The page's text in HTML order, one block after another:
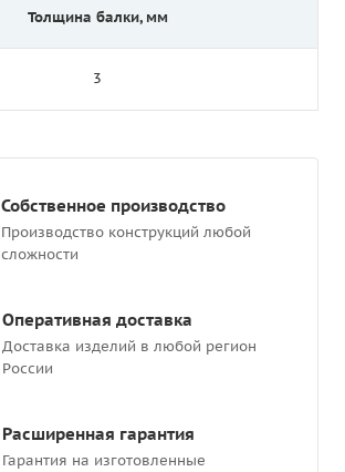
Толщина балки, мм
3
Собственное производство
Производство конструкций любой
сложности
Оперативная доставка
Доставка изделий в любой регион
России
Расширенная гарантия
Гарантия на изготовленные